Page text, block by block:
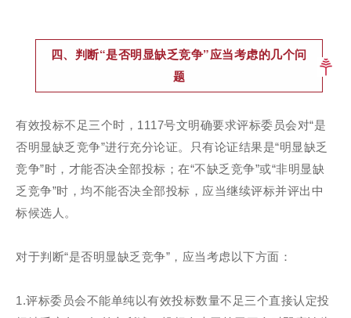
四、判断“是否明显缺乏竞争”应当考虑的几个问
题
有效投标不足三个时，1117号文明确要求评标委员会对“是
否明显缺乏竞争”进行充分论证。只有论证结果是“明显缺乏
竞争”时，才能否决全部投标；在“不缺乏竞争”或“非明显缺
乏竞争”时，均不能否决全部投标，应当继续评标并评出中
标候选人。
对于判断“是否明显缺乏竞争”，应当考虑以下方面：
1.评标委员会不能单纯以有效投标数量不足三个直接认定投